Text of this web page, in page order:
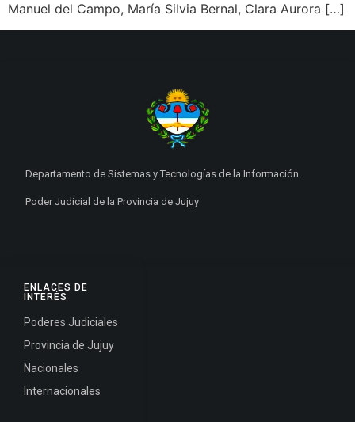
Manuel del Campo, María Silvia Bernal, Clara Aurora […]
ENLACES DE
INTERÉS
Poderes Judiciales
Provincia de Jujuy
Nacionales
Internacionales
Departamento de Sistemas y Tecnologías de la Información.
Poder Judicial de la Provincia de Jujuy